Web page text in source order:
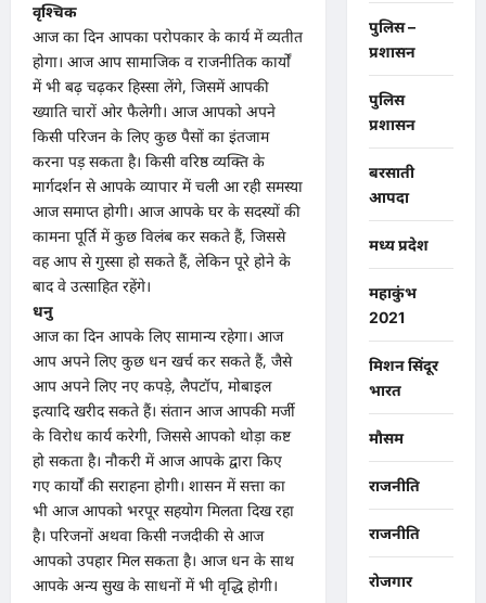
वृश्चिक
आज का दिन आपका परोपकार के कार्य में व्यतीत
होगा। आज आप सामाजिक व राजनीतिक कार्यों
में भी बढ़ चढ़कर हिस्सा लेंगे, जिसमें आपकी
ख्याति चारों ओर फैलेगी। आज आपको अपने
किसी परिजन के लिए कुछ पैसों का इंतजाम
करना पड़ सकता है। किसी वरिष्ठ व्यक्ति के
मार्गदर्शन से आपके व्यापार में चली आ रही समस्या
आज समाप्त होगी। आज आपके घर के सदस्यों की
कामना पूर्ति में कुछ विलंब कर सकते हैं, जिससे
वह आप से गुस्सा हो सकते हैं, लेकिन पूरे होने के
बाद वे उत्साहित रहेंगे।
धनु
आज का दिन आपके लिए सामान्य रहेगा। आज
आप अपने लिए कुछ धन खर्च कर सकते हैं, जैसे
आप अपने लिए नए कपड़े, लैपटॉप, मोबाइल
इत्यादि खरीद सकते हैं। संतान आज आपकी मर्जी
के विरोध कार्य करेगी, जिससे आपको थोड़ा कष्ट
हो सकता है। नौकरी में आज आपके द्वारा किए
गए कार्यों की सराहना होगी। शासन में सत्ता का
भी आज आपको भरपूर सहयोग मिलता दिख रहा
है। परिजनों अथवा किसी नजदीकी से आज
आपको उपहार मिल सकता है। आज धन के साथ
आपके अन्य सुख के साधनों में भी वृद्धि होगी।
पुलिस –
प्रशासन
पुलिस
प्रशासन
बरसाती
आपदा
मध्य प्रदेश
महाकुंभ
2021
मिशन सिंदूर
भारत
मौसम
राजनीति
राजनीति
रोजगार